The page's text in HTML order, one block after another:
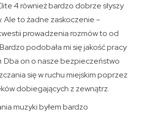
4 również bardzo dobrze słyszy
Ale to żadne zaskoczenie –
prowadzenia rozmów to od
podobała mi się jakość pracy
. Dba on o nasze bezpieczeństwo
się w ruchu miejskim poprzez
dobiegających z zewnątrz.
muzyki byłem bardzo